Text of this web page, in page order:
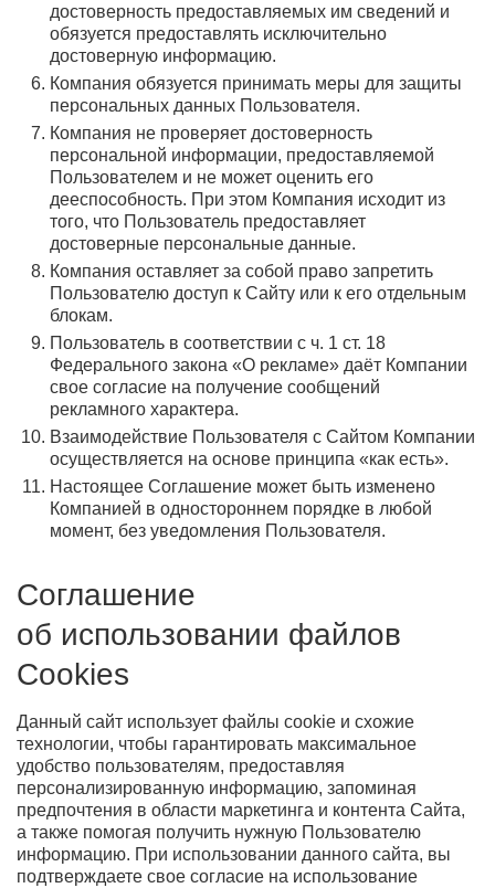
достоверность предоставляемых им сведений и
обязуется предоставлять исключительно
достоверную информацию.
Компания обязуется принимать меры для защиты
персональных данных Пользователя.
Компания не проверяет достоверность
персональной информации, предоставляемой
Пользователем и не может оценить его
дееспособность. При этом Компания исходит из
того, что Пользователь предоставляет
достоверные персональные данные.
Компания оставляет за собой право запретить
Пользователю доступ к Сайту или к его отдельным
блокам.
Пользователь в соответствии с ч. 1 ст. 18
Федерального закона «О рекламе» даёт Компании
свое согласие на получение сообщений
рекламного характера.
Взаимодействие Пользователя с Сайтом Компании
осуществляется на основе принципа «как есть».
Настоящее Соглашение может быть изменено
Компанией в одностороннем порядке в любой
момент, без уведомления Пользователя.
Соглашение
об использовании файлов
Cookies
Данный сайт использует файлы cookie и схожие
технологии, чтобы гарантировать максимальное
удобство пользователям, предоставляя
персонализированную информацию, запоминая
предпочтения в области маркетинга и контента Сайта,
а также помогая получить нужную Пользователю
информацию. При использовании данного сайта, вы
подтверждаете свое согласие на использование